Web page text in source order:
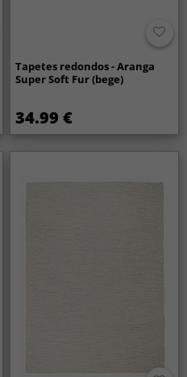
Tapetes redondos - Aranga
Super Soft Fur (bege)
34.99 €